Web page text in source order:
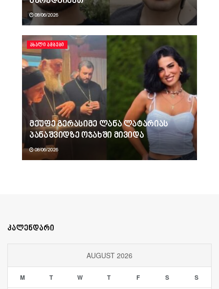
08/06/2026
ᲐᲮᲐᲚᲘ ᲐᲛᲑᲔᲑᲘ
მეუფე გერასიმე ლანა ლატარიას
პანაშვიდზე ოჯახში მივიდა
08/06/2026
კალენდარი
AUGUST 2026
M T W T F S S